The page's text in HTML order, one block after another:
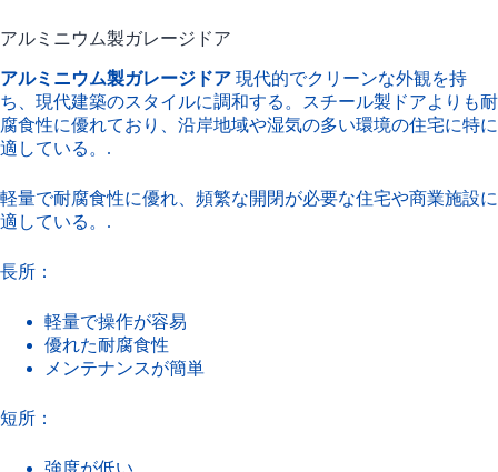
アルミニウム製ガレージドア
アルミニウム製ガレージドア 現代的でクリーンな外観を持
ち、現代建築のスタイルに調和する。スチール製ドアよりも耐
腐食性に優れており、沿岸地域や湿気の多い環境の住宅に特に
適している。.
軽量で耐腐食性に優れ、頻繁な開閉が必要な住宅や商業施設に
適している。.
長所：
軽量で操作が容易
優れた耐腐食性
メンテナンスが簡単
短所：